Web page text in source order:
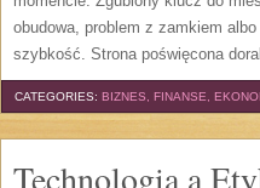
obudowa, problem z zamkiem
szybkość. Strona poświęcona
CATEGORIES: BIZNES, FINANSE,
Technologia a